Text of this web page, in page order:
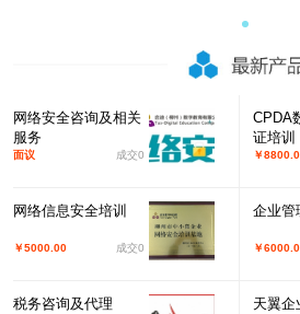
网络安全咨询及相关
服务
面议 成交0
CPDA
证培训
￥
网络信息安全培训
￥5000.00 成交0
企业管
￥
税务咨询及代理 天翼企